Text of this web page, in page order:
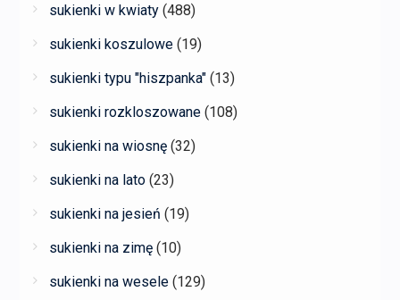
sukienki w kwiaty (488)
sukienki koszulowe (19)
sukienki typu "hiszpanka" (13)
sukienki rozkloszowane (108)
sukienki na wiosnę (32)
sukienki na lato (23)
sukienki na jesień (19)
sukienki na zimę (10)
sukienki na wesele (129)